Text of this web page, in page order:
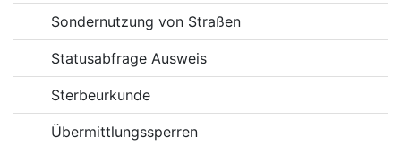
Sondernutzung von Straßen
Statusabfrage Ausweis
Sterbeurkunde
Übermittlungssperren